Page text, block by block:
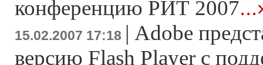
конференцию РИТ 2007
15.02.2007 17:18 | Adobe
версию Flash Player c